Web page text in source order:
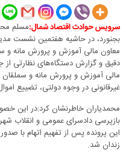
سرویس حوادث اقتصاد شمال:مسلم
بجنورد، در حاشیه هفتمین نشست
معاون مالی آموزش و پرورش مانه و
دقیق و گزارش دستگاه‌های نظارتی از
مالی آموزش و پرورش مانه و
غیرقانونی در وجوه دولتی، تضییع
محمدیاران خاطرنشان کرد:در این
بازپرسی دادسرای عمومی و انقلاب
این پرونده پس از تفهیم اتهام با
زندان شد.